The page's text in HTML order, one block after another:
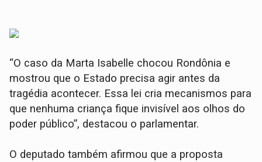
“O caso da Marta Isabelle chocou Rondônia e
mostrou que o Estado precisa agir antes da
tragédia acontecer. Essa lei cria mecanismos para
que nenhuma criança fique invisível aos olhos do
poder público”, destacou o parlamentar.
O deputado também afirmou que a proposta